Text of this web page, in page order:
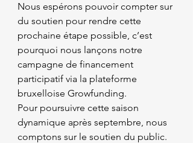
Nous espérons pouvoir compter sur
du soutien pour rendre cette
prochaine étape possible, c’est
pourquoi nous lançons notre
campagne de financement
participatif via la plateforme
bruxelloise Growfunding.
Pour poursuivre cette saison
dynamique après septembre, nous
comptons sur le soutien du public.